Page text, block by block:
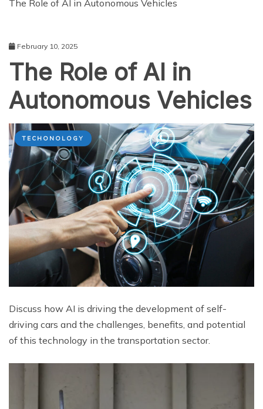
The Role of AI in Autonomous Vehicles
February 10, 2025
The Role of AI in
Autonomous Vehicles
TECHONOLOGY
Discuss how AI is driving the development of self-
driving cars and the challenges, benefits, and potential
of this technology in the transportation sector.